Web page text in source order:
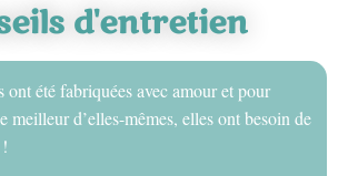
d'entretien
ont été fabriquées avec amour et pour
meilleur d’elles-mêmes, elles ont besoin de